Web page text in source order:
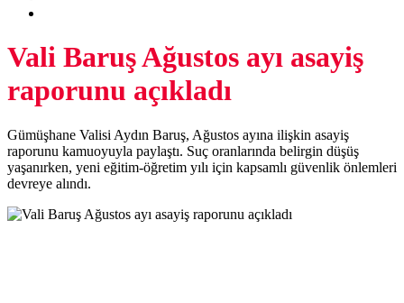
Vali Baruş Ağustos ayı asayiş
raporunu açıkladı
Gümüşhane Valisi Aydın Baruş, Ağustos ayına ilişkin asayiş
raporunu kamuoyuyla paylaştı. Suç oranlarında belirgin düşüş
yaşanırken, yeni eğitim-öğretim yılı için kapsamlı güvenlik önlemleri
devreye alındı.